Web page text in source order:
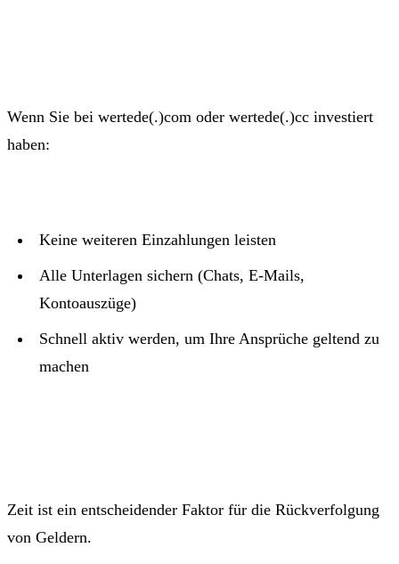
Wenn Sie bei wertede(.)com oder wertede(.)cc investiert
haben:
Keine weiteren Einzahlungen leisten
Alle Unterlagen sichern (Chats, E-Mails,
Kontoauszüge)
Schnell aktiv werden, um Ihre Ansprüche geltend zu
machen
Zeit ist ein entscheidender Faktor für die Rückverfolgung
von Geldern.